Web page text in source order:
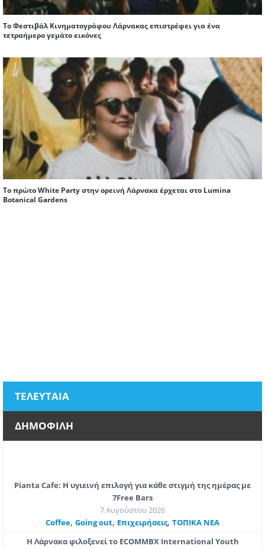
Το Φεστιβάλ Κινηματογράφου Λάρνακας επιστρέφει για ένα
τετραήμερο γεμάτο εικόνες
Το πρώτο White Party στην ορεινή Λάρνακα έρχεται στο Lumina
Botanical Gardens
ΤΕΛΕΥΤΑΙΑ
ΔΗΜΟΦΙΛΗ
Pianta Cafe: Η υγιεινή επιλογή για κάθε στιγμή της ημέρας με
7Free Bars
7 Αυγούστου 2026
Coffee, Going out, Επιχειρήσεις, ΤΟΠΙΚΑ ΝΕΑ
Η Λάρνακα φιλοξενεί το ECOMMBX International Youth